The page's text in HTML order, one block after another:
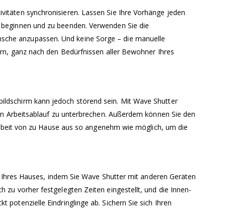
synchronisieren. Lassen Sie Ihre Vorhänge jeden
und zu beenden. Verwenden Sie die
anzupassen. Und keine Sorge – die manuelle
ganz nach den Bedürfnissen aller Bewohner Ihres
kann jedoch störend sein. Mit Wave Shutter
Arbeitsablauf zu unterbrechen. Außerdem können Sie den
von zu Hause aus so angenehm wie möglich, um die
Hauses, indem Sie Wave Shutter mit anderen Geräten
zu vorher festgelegten Zeiten eingestellt, und die Innen-
potenzielle Eindringlinge ab. Sichern Sie sich Ihren